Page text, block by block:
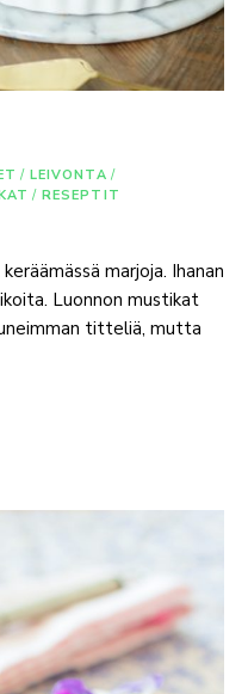
/ LEIVONTA /
/ RESEPTIT
marjoja. Ihanan
Luonnon mustikat
titteliä, mutta